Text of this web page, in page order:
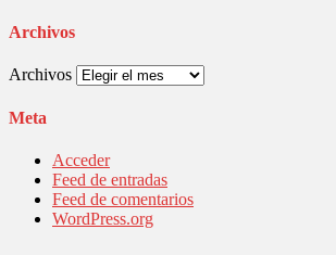
Archivos
Archivos
Meta
Acceder
Feed de entradas
Feed de comentarios
WordPress.org